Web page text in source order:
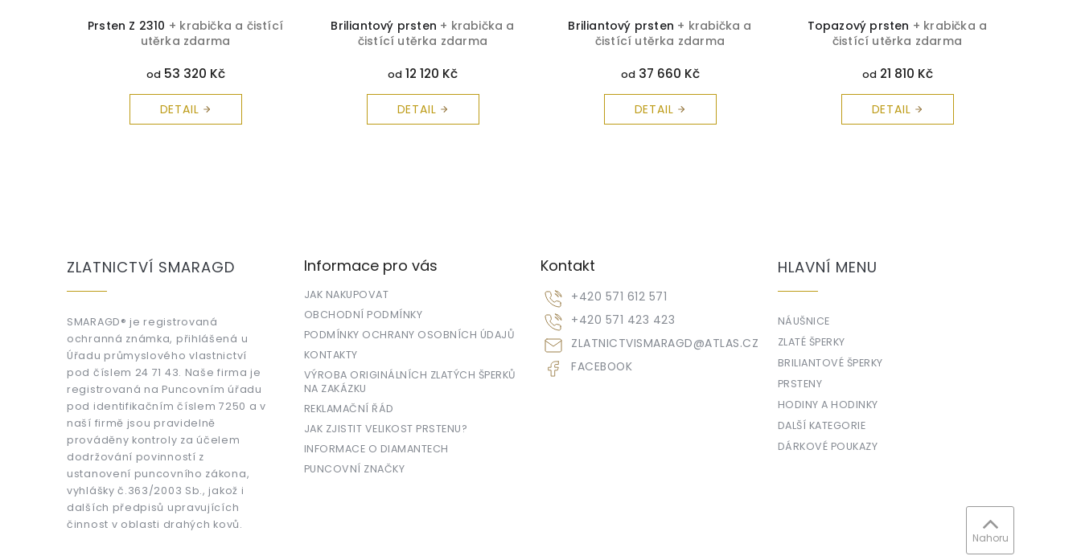
Prsten Z 2310 + krabička a čistící
utěrka zdarma
od53 320 Kč
DETAIL
Briliantový prsten + krabička a
čistící utěrka zdarma
od 12 120 Kč
DETAIL
Briliantový prsten + krabička a
čistící utěrka zdarma
od37 660 Kč
DETAIL
Topazový prsten + krabička a
čistící utěrka zdarma
od21 810 Kč
DETAIL
ZLATNICTVÍ SMARAGD
SMARAGD® je registrovaná
ochranná známka, přihlášená u
Úřadu průmyslového vlastnictví
pod číslem 24 71 43. Naše firma je
registrovaná na Puncovním úřadu
pod identifikačním číslem 7250 a v
naší firmě jsou pravidelně
prováděny kontroly za účelem
dodržování povinností z
ustanovení puncovního zákona,
vyhlášky č.363/2003 Sb., jakož i
dalších předpisů upravujících
činnost v oblasti drahých kovů.
Informace pro vás
JAK NAKUPOVAT
OBCHODNÍ PODMÍNKY
PODMÍNKY OCHRANY OSOBNÍCH ÚDAJŮ
KONTAKTY
VÝROBA ORIGINÁLNÍCH ZLATÝCH ŠPERKŮ
NA ZAKÁZKU
REKLAMAČNÍ ŘÁD
JAK ZJISTIT VELIKOST PRSTENU?
INFORMACE O DIAMANTECH
PUNCOVNÍ ZNAČKY
Kontakt
ZLATNICTVISMARAGD@ATLAS.CZ
+420 571 612 571
+420 571 423 423
FACEBOOK
HLAVNÍ MENU
NÁUŠNICE
ZLATÉ ŠPERKY
BRILIANTOVÉ ŠPERKY
PRSTENY
HODINY A HODINKY
DALŠÍ KATEGORIE
DÁRKOVÉ POUKAZY
Nahoru